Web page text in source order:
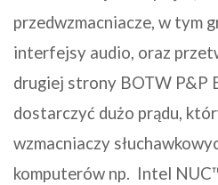
przedwzmacniacze, w tym
interfejsy audio, oraz
drugiej strony BOTW P&P
dostarczyć dużo prądu,
wzmacniaczy
komputerów np. Intel